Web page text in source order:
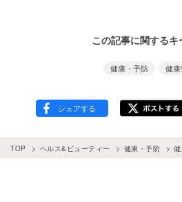
この記事に関するキ
健康・予防 健
TOP ヘルス&ビューティー 健康・予防